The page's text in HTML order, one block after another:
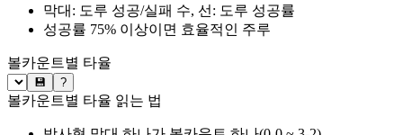
막대: 도루 성공/실패 수, 선: 도루 성공률
성공률 75% 이상이면 효율적인 주루
볼카운트별 타율
💾 ?
볼카운트별 타율 읽는 법